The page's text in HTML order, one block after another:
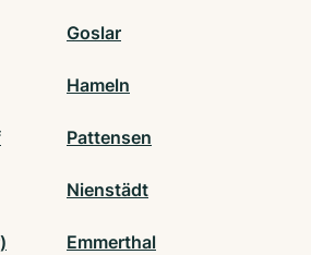
Goslar
Hameln
Pattensen
Nienstädt
Emmerthal